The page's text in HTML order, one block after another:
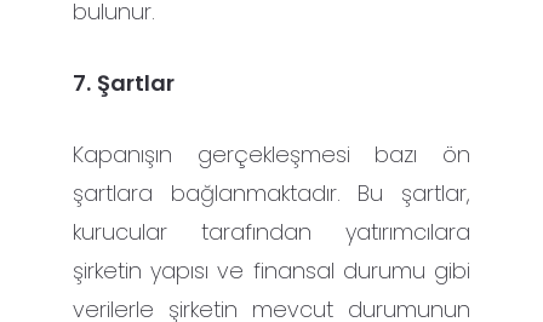
bulunur.
7. Şartlar
Kapanışın gerçekleşmesi bazı ön
şartlara bağlanmaktadır. Bu şartlar,
kurucular tarafından yatırımcılara
şirketin yapısı ve finansal durumu gibi
verilerle şirketin mevcut durumunun